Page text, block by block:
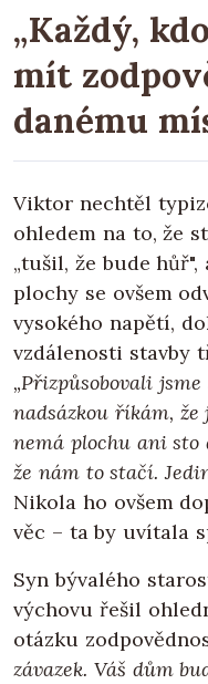
„Každý,
mít
danému
Viktor nechtěl
ohledem na to, že
„tušil, že bude
plochy se ovšem
vysokého napětí,
vzdálenosti stavby
„Přizpůsobovali jsme
nadsázkou říkám,
nemá plochu ani sto
že nám to stačí.
Nikola ho ovšem
věc – ta by uvítala
Syn bývalého
výchovu řešil
otázku
závazek. Váš dům